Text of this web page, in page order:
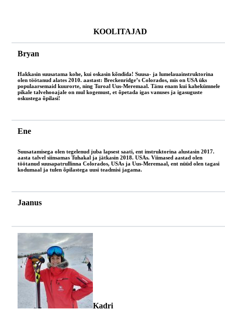
KOOLITAJAD
Bryan
Hakkasin suusatama kohe, kui oskasin kõndida! Suusa- ja lumelauainstruktorina
olen töötanud alates 2010. aastast: Breckenridge’s Colorados, mis on USA üks
populaarsemaid kuurorte, ning Turoal Uus-Meremaal. Tänu enam kui kahekümnele
pikale talvehooajale on mul kogemust, et õpetada igas vanuses ja igasuguste
oskustega õpilasi!
Ene
Suusatamisega olen tegelenud juba lapsest saati, ent instruktorina alustasin 2017.
aasta talvel siinsamas Tuhakal ja jätkasin 2018. USAs. Viimased aastad olen
töötanud suusapatrullinna Colorados, USAs ja Uus-Meremaal, ent nüüd olen tagasi
kodumaal ja tulen õpilastega uusi teadmisi jagama.
Jaanus
Kadri